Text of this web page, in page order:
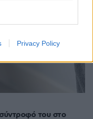
Privacy Policy
του στο